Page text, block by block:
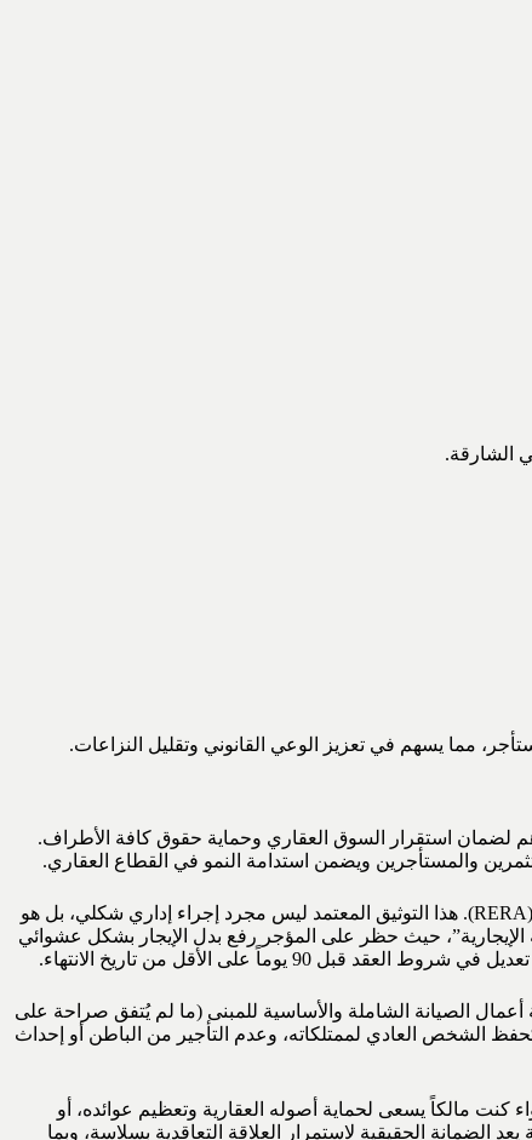
الشارقة.
مما يسهم في تعزيز الوعي القانوني وتقليل النزاعات.
رقم 33 لسنة 2008) الإطار التشريعي الأهم لضمان استقرار السوق العقاري وحماية حقوق كافة الأطراف.
والمستأجرين ويضمن استدامة النمو في القطاع العقاري.
هو إلزامية توثيق كافة العقود الإيجارية عبر نظام “إيجاري” التابع لمؤسسة التنظيم العقاري (RERA). هذا التوثيق المعتمد ليس مجرد إجراء إداري شكلي، بل هو
حيث حظر على المؤجر رفع بدل الإيجار بشكل عشوائي
على الأقل من تاريخ الانتهاء.
الصيانة الشاملة والأساسية للمبنى (ما لم يُتفق صراحة على
الشخص العادي لممتلكاته، وعدم التأجير من الباطن أو إحداث
كنت مالكاً يسعى لحماية أصوله العقارية وتعظيم عوائده، أو
الحقيقية لاستمرار العلاقة التعاقدية بسلاسة، وبما